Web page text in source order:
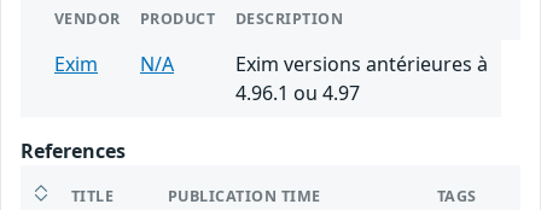
VENDOR PRODUCT DESCRIPTION
Exim N/A
Exim versions antérieures à
4.96.1 ou 4.97
References
TITLE PUBLICATION TIME TAGS